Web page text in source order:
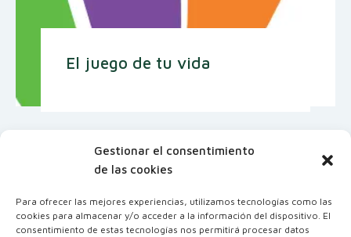
Gestionar el consentimiento
de las cookies
Para ofrecer las mejores experiencias, utilizamos tecnologías como las
cookies para almacenar y/o acceder a la información del dispositivo. El
consentimiento de estas tecnologías nos permitirá procesar datos
El juego de tu vida